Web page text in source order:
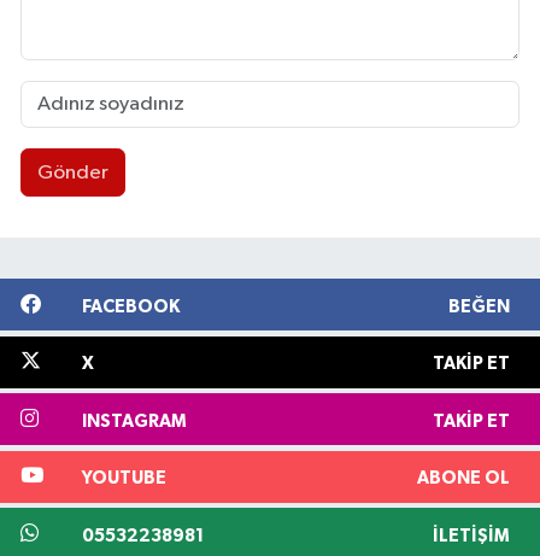
Gönder
FACEBOOK BEĞEN
X TAKIP ET
INSTAGRAM TAKIP ET
YOUTUBE ABONE OL
05532238981 İLETIŞIM